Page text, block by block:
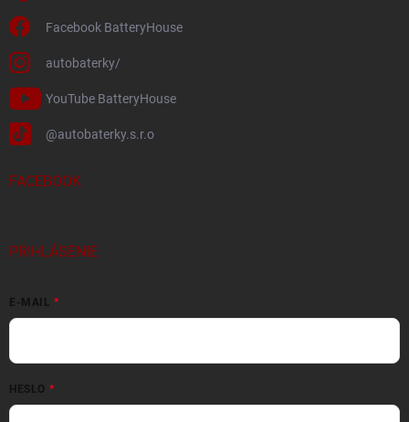
Facebook BatteryHouse
autobaterky/
YouTube BatteryHouse
@autobaterky.s.r.o
FACEBOOK
PRIHLÁSENIE
E-MAIL
HESLO